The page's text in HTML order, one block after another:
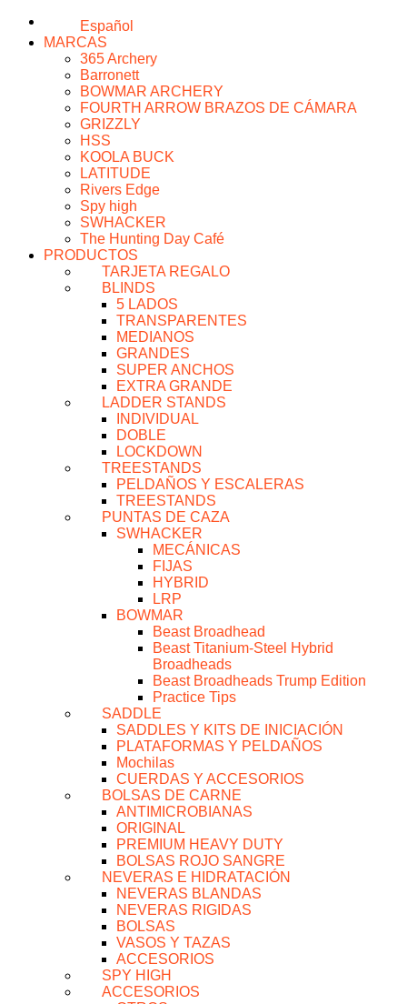
Español
MARCAS
365 Archery
Barronett
BOWMAR ARCHERY
FOURTH ARROW BRAZOS DE CÁMARA
GRIZZLY
HSS
KOOLA BUCK
LATITUDE
Rivers Edge
Spy high
SWHACKER
The Hunting Day Café
PRODUCTOS
TARJETA REGALO
BLINDS
5 LADOS
TRANSPARENTES
MEDIANOS
GRANDES
SUPER ANCHOS
EXTRA GRANDE
LADDER STANDS
INDIVIDUAL
DOBLE
LOCKDOWN
TREESTANDS
PELDAÑOS Y ESCALERAS
TREESTANDS
PUNTAS DE CAZA
SWHACKER
MECÁNICAS
FIJAS
HYBRID
LRP
BOWMAR
Beast Broadhead
Beast Titanium-Steel Hybrid
Broadheads
Beast Broadheads Trump Edition
Practice Tips
SADDLE
SADDLES Y KITS DE INICIACIÓN
PLATAFORMAS Y PELDAÑOS
Mochilas
CUERDAS Y ACCESORIOS
BOLSAS DE CARNE
ANTIMICROBIANAS
ORIGINAL
PREMIUM HEAVY DUTY
BOLSAS ROJO SANGRE
NEVERAS E HIDRATACIÓN
NEVERAS BLANDAS
NEVERAS RIGIDAS
BOLSAS
VASOS Y TAZAS
ACCESORIOS
SPY HIGH
ACCESORIOS